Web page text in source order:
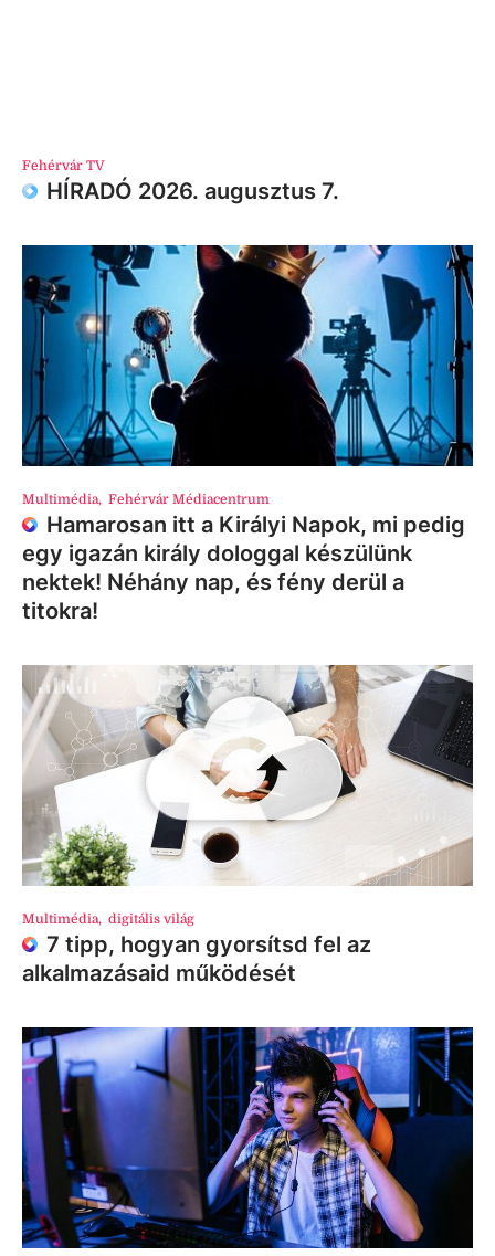
Fehérvár TV
HÍRADÓ 2026. augusztus 7.
Multimédia, Fehérvár Médiacentrum
Hamarosan itt a Királyi Napok, mi pedig
egy igazán király dologgal készülünk
nektek! Néhány nap, és fény derül a
titokra!
Multimédia, digitális világ
7 tipp, hogyan gyorsítsd fel az
alkalmazásaid működését